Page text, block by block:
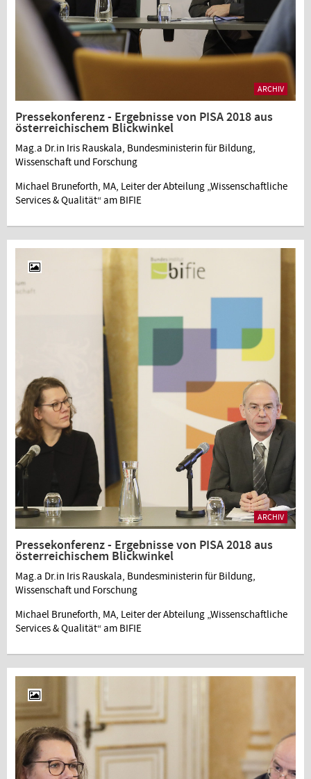
ARCHIV
Pressekonferenz - Ergebnisse von PISA 2018 aus
österreichischem Blickwinkel
Mag.a Dr.in Iris Rauskala, Bundesministerin für Bildung,
Wissenschaft und Forschung
Michael Bruneforth, MA, Leiter der Abteilung „Wissenschaftliche
Services & Qualität“ am BIFIE
ARCHIV
Pressekonferenz - Ergebnisse von PISA 2018 aus
österreichischem Blickwinkel
Mag.a Dr.in Iris Rauskala, Bundesministerin für Bildung,
Wissenschaft und Forschung
Michael Bruneforth, MA, Leiter der Abteilung „Wissenschaftliche
Services & Qualität“ am BIFIE